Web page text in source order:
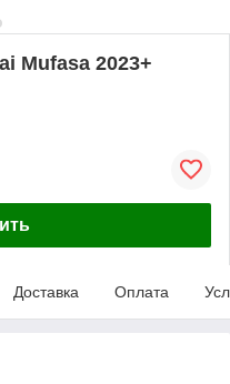
Mufasa 2023+
Доставка Оплата